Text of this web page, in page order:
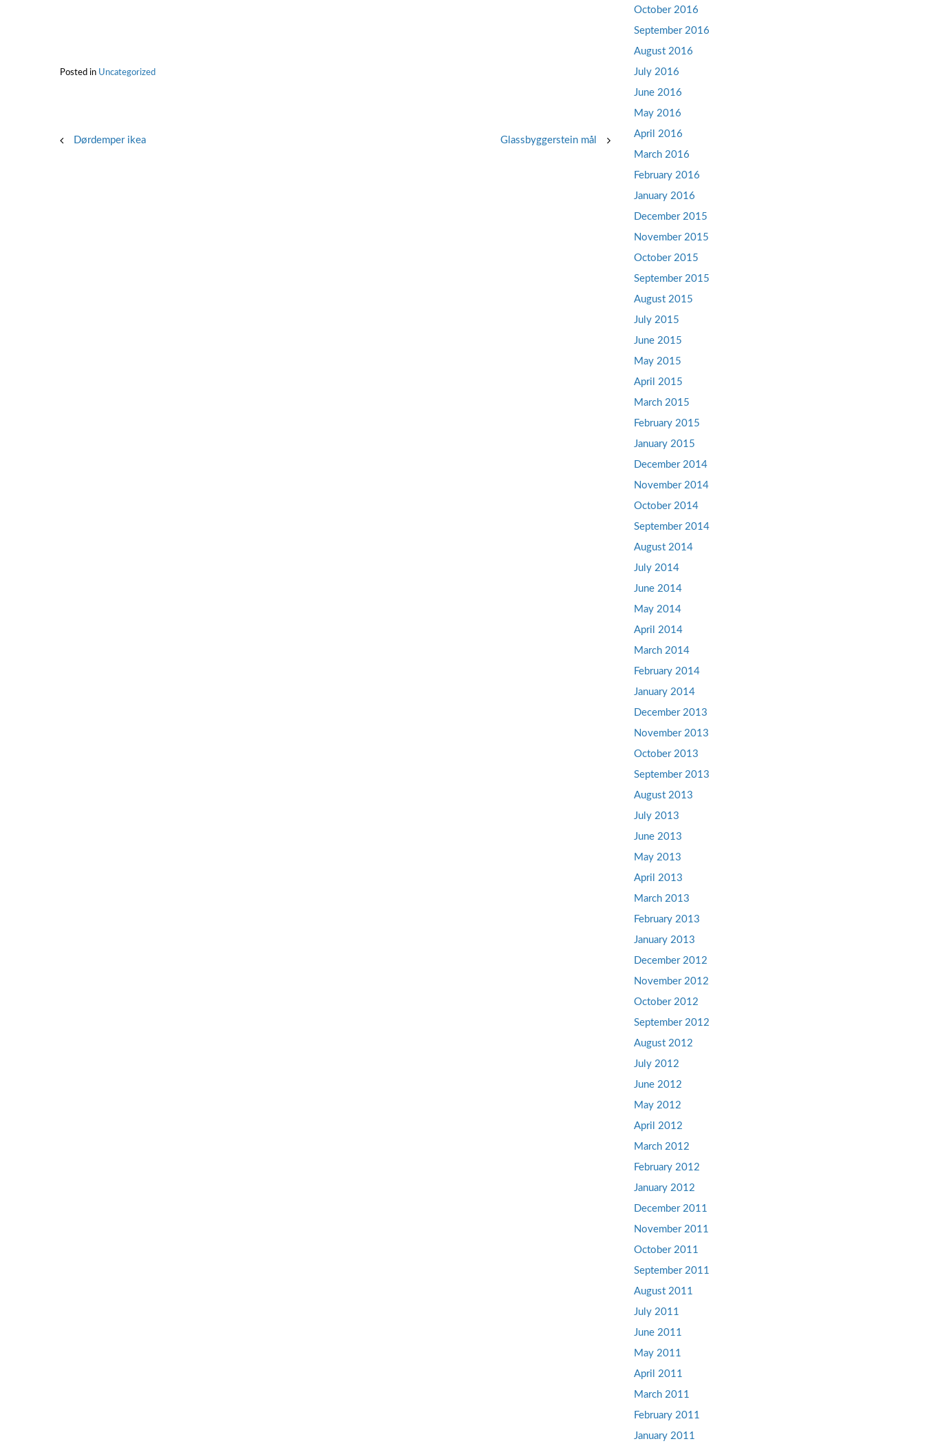
Posted in Uncategorized
PostDørdemper ikea Glassbyggerstein mål
October 2016
September 2016
August 2016
July 2016
June 2016
May 2016
April 2016
March 2016
February 2016
January 2016
December 2015
November 2015
October 2015
September 2015
August 2015
July 2015
June 2015
May 2015
April 2015
March 2015
February 2015
January 2015
December 2014
November 2014
October 2014
September 2014
August 2014
July 2014
June 2014
May 2014
April 2014
March 2014
February 2014
January 2014
December 2013
November 2013
October 2013
September 2013
August 2013
July 2013
June 2013
May 2013
April 2013
March 2013
February 2013
January 2013
December 2012
November 2012
October 2012
September 2012
August 2012
July 2012
June 2012
May 2012
April 2012
March 2012
February 2012
January 2012
December 2011
November 2011
October 2011
September 2011
August 2011
July 2011
June 2011
May 2011
April 2011
March 2011
February 2011
January 2011